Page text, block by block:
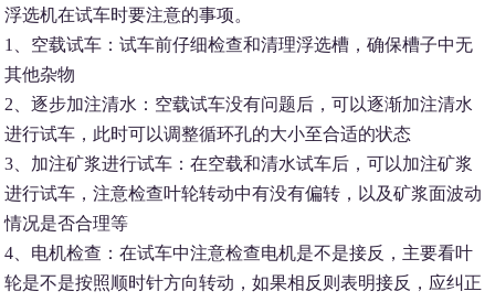
浮选机在试车时要注意的事项。
1、空载试车：试车前仔细检查和清理浮选槽，确保槽子中无
其他杂物
2、逐步加注清水：空载试车没有问题后，可以逐渐加注清水
进行试车，此时可以调整循环孔的大小至合适的状态
3、加注矿浆进行试车：在空载和清水试车后，可以加注矿浆
进行试车，注意检查叶轮转动中有没有偏转，以及矿浆面波动
情况是否合理等
4、电机检查：在试车中注意检查电机是不是接反，主要看叶
轮是不是按照顺时针方向转动，如果相反则表明接反，应纠正